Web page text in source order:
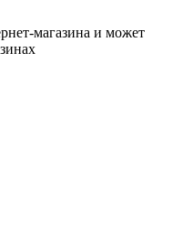
магазина и может